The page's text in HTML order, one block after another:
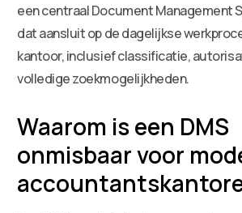
een centraal Document Management
dat aansluit op de dagelijkse
kantoor, inclusief classificatie,
volledige zoekmogelijkheden.
Waarom is een DMS
onmisbaar voor